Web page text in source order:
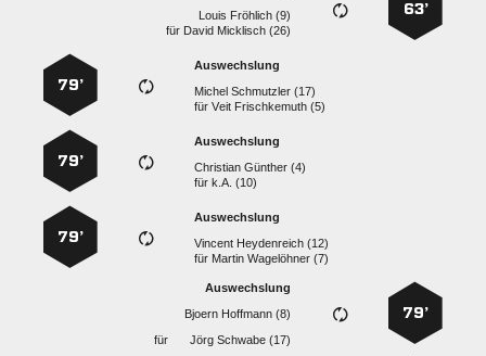
63’
  
für   
Auswechslung
  
für  
79’
Auswechslung
  
fürk.A. (10)
79’
Auswechslung
  
für   
79’
79’
Auswechslung
  
für
  